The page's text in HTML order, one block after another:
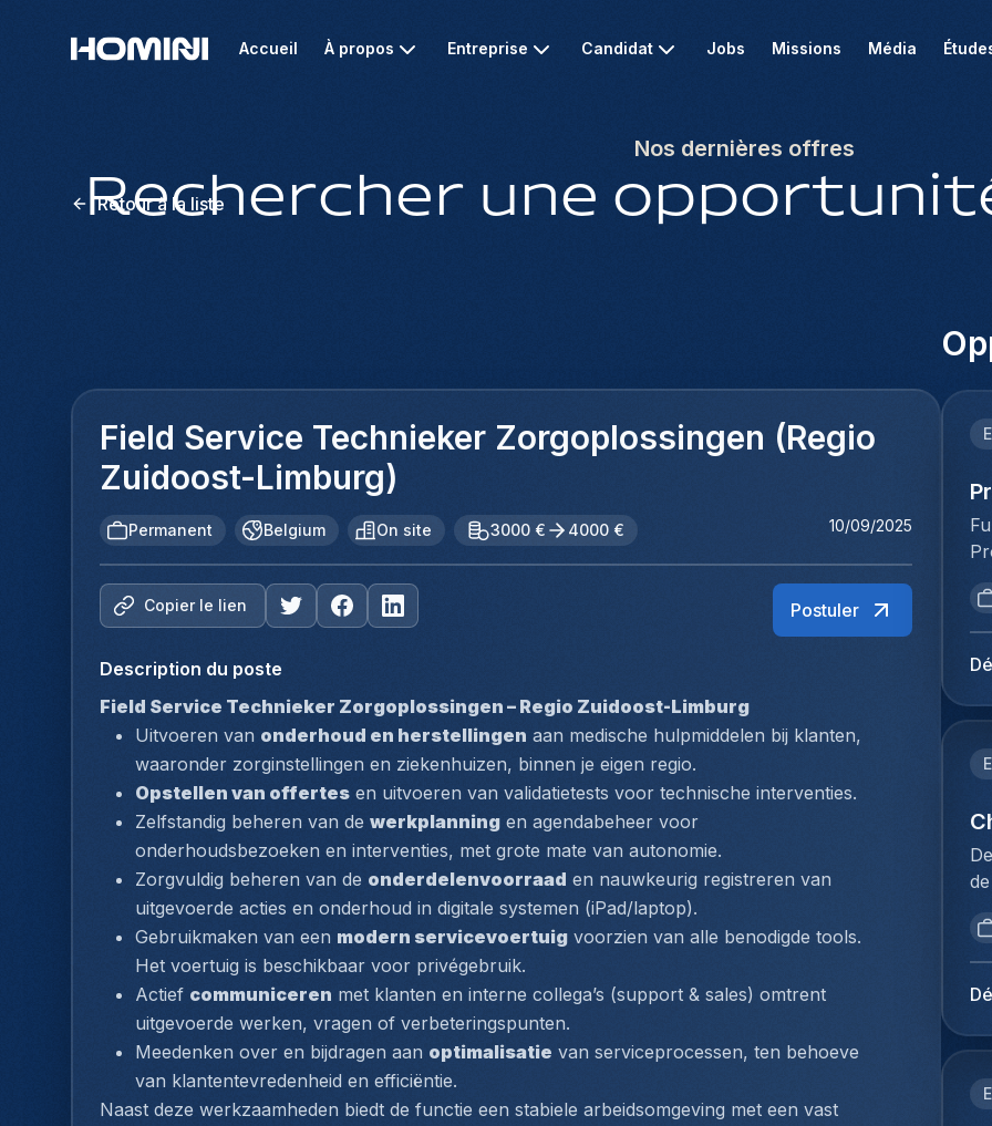
Accueil À propos Entreprise Candidat Jobs Missions Média
Nos dernières offres
Rechercher une
Retour à la liste
Field Service Technieker Zorgoplossingen (Regio
Zuidoost-Limburg)
Permanent Belgium On site 3000 € 4000 € 10/09/2025
Copier le lien Postuler
Description du poste
Field Service Technieker Zorgoplossingen – Regio Zuidoost-Limburg
Uitvoeren van onderhoud en herstellingen aan medische hulpmiddelen bij klanten,
waaronder zorginstellingen en ziekenhuizen, binnen je eigen regio.
Opstellen van offertes en uitvoeren van validatietests voor technische interventies.
Zelfstandig beheren van de werkplanning en agendabeheer voor
onderhoudsbezoeken en interventies, met grote mate van autonomie.
Zorgvuldig beheren van de onderdelenvoorraad en nauwkeurig registreren van
uitgevoerde acties en onderhoud in digitale systemen (iPad/laptop).
Gebruikmaken van een modern servicevoertuig voorzien van alle benodigde tools.
Het voertuig is beschikbaar voor privégebruik.
Actief communiceren met klanten en interne collega’s (support & sales) omtrent
uitgevoerde werken, vragen of verbeteringspunten.
Meedenken over en bijdragen aan optimalisatie van serviceprocessen, ten behoeve
van klantentevredenheid en efficiëntie.
Naast deze werkzaamheden biedt de functie een stabiele arbeidsomgeving met een vast